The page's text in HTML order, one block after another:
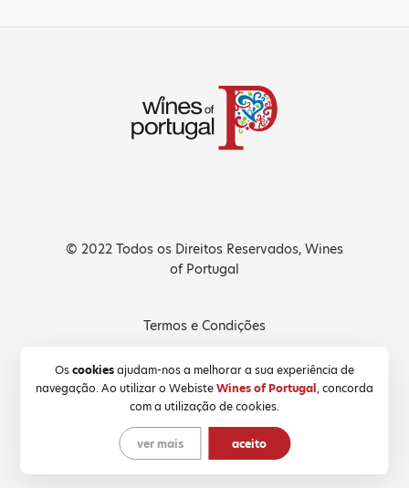
Oscookiesajudam-nos a melhorar a sua experiência de
navegação. Ao utilizar o WebisteWines of Portugal, concorda
com a utilização de cookies.
ver mais aceito
© 2022 Todos os Direitos Reservados, Wines
of Portugal
Termos e Condições
Política de Cookies